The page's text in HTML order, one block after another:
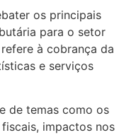
os principais
para o setor
à cobrança da
e serviços
de temas como os
impactos nos